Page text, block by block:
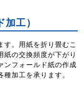
工）
す。用紙を折り畳むこ
紙の交換頻度が下がり
ンフォールド紙の作成
加工を承ります。